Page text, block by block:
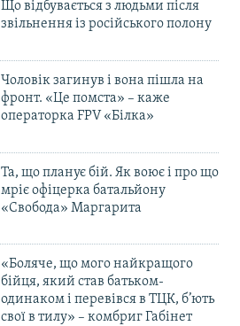
Що відбувається з людьми після
звільнення із російського полону
Чоловік загинув і вона пішла на
фронт. «Це помста» – каже
операторка FPV «Білка»
Та, що планує бій. Як воює і про що
мріє офіцерка батальйону
«Свобода» Маргарита
«Боляче, що мого найкращого
бійця, який став батьком-
одинаком і перевівся в ТЦК, б’ють
свої в тилу» – комбриг Габінет